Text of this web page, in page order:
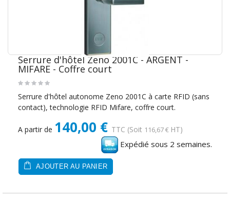
Serrure d'hôtel Zeno 2001C - ARGENT -
MIFARE - Coffre court
Serrure d'hôtel autonome Zeno 2001C à carte RFID (sans
contact), technologie RFID Mifare, coffre court.
A partir de 140,00 € TTC (Soit 116,67 € HT)
Expédié sous 2 semaines.
AJOUTER AU PANIER